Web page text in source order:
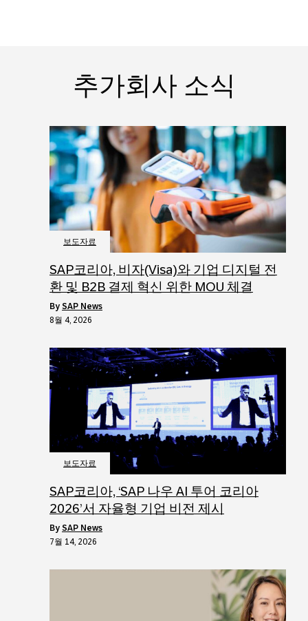
추가회사 소식
보도자료
SAP코리아, 비자(Visa)와 기업 디지털 전
환 및 B2B 결제 혁신 위한 MOU 체결
by SAP News
8월 4, 2026
보도자료
SAP코리아, ‘SAP 나우 AI 투어 코리아
2026’서 자율형 기업 비전 제시
by SAP News
7월 14, 2026